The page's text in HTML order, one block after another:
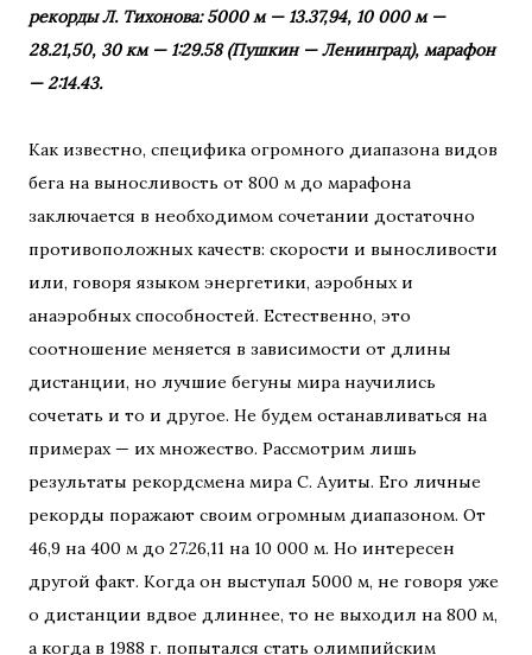
рекорды Л. Тихонова: 5000 м — 13.37,94, 10 000 м —
28.21,50, 30 км — 1:29.58 (Пушкин — Ленинград), марафон
— 2:14.43.
Как известно, специфика огромного диапазона видов
бега на выносливость от 800 м до марафона
заключается в необходимом сочетании достаточно
противоположных качеств: скорости и выносливости
или, говоря языком энергетики, аэробных и
анаэробных способностей. Естественно, это
соотношение меняется в зависимости от длины
дистанции, но лучшие бегуны мира научились
сочетать и то и другое. Не будем останавливаться на
примерах — их множество. Рассмотрим лишь
результаты рекордсмена мира С. Ауиты. Его личные
рекорды поражают своим огромным диапазоном. От
46,9 на 400 м до 27.26,11 на 10 000 м. Но интересен
другой факт. Когда он выступал 5000 м, не говоря уже
о дистанции вдвое длиннее, то не выходил на 800 м,
а когда в 1988 г. попытался стать олимпийским